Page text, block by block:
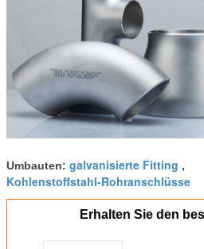
Umbauten: galvanisierte Fitting ,
Kohlenstoffstahl-Rohranschlüsse
Erhalten Sie den